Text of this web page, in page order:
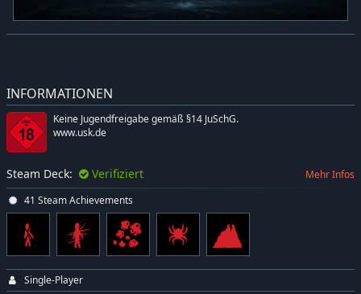
INFORMATIONEN
Keine Jugendfreigabe gemäß §14 JuSchG.
www.usk.de
Steam Deck: Verifiziert Mehr Infos
41 Steam Achievements
Single-Player